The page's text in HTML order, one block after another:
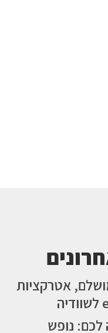
אטרקציות
נופש